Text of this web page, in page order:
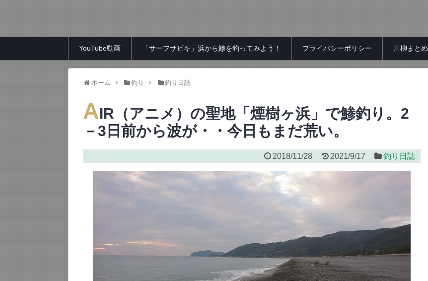
YouTube動画 「サーフサビキ」浜から鯵を釣ってみよう！ プライバシーポリシー 川柳まとめ
ホーム 釣り 釣り日誌
AIR（アニメ）の聖地「煙樹ヶ浜」で鯵釣り。2
－3日前から波が・・今日もまだ荒い。
2018/11/28 2021/9/17 釣り日誌